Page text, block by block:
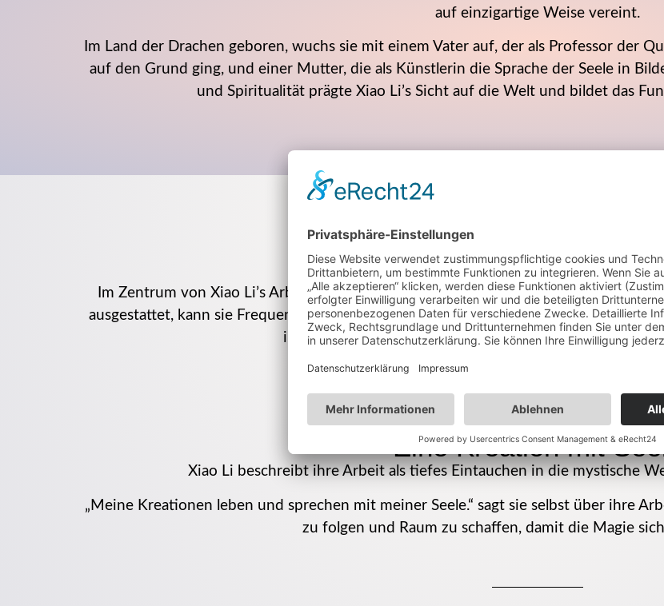
auf einzigartige Weise vereint.
Im Land der Drachen geboren, wuchs sie mit einem Vater auf, der als Professor der
auf den Grund ging, und einer Mutter, die als Künstlerin die Sprache der Seele in
und Spiritualität prägte Xiao Li’s Sicht auf die Welt und bildet das
Die Kunst der
Im Zentrum von Xiao Li’s Arbeit steht die Erforschung und Anwendung von
ausgestattet, kann sie Frequenzen & Energien sehen, fühlen, hören und riechen.
ihrer Kreation eine unverwechselbare energetische
Eine Kreation mit
Xiao Li beschreibt ihre Arbeit als tiefes Eintauchen in die mystische
„Meine Kreationen leben und sprechen mit meiner Seele.“ sagt sie selbst über ihre
zu folgen und Raum zu schaffen, damit die Magie